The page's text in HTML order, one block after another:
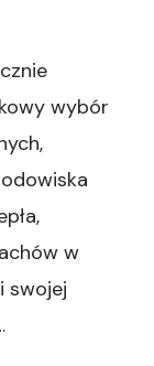
wybór
w
swojej